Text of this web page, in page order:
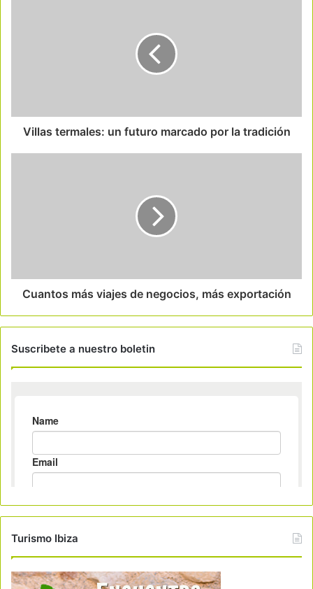
Villas termales: un futuro marcado por la tradición
Cuantos más viajes de negocios, más exportación
Suscribete a nuestro boletin
Turismo Ibiza